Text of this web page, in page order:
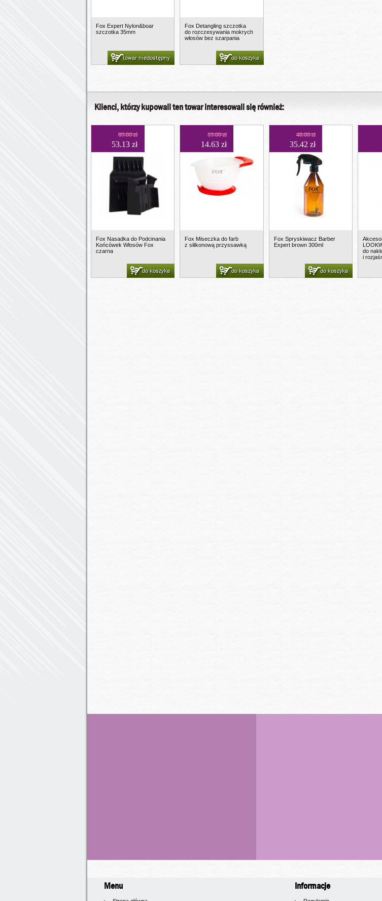
Fox Expert Nylon&boar
szczotka 35mm
towar niedostępny
Fox Detangling szczotka
do rozczesywania mokrych
włosów bez szarpania
do koszyka
Klienci, którzy kupowali ten towar interesowali się również:
69.00 zł
53.13 zł
Fox Nasadka do Podcinania
Końcówek Włosów Fox
czarna
do koszyka
19.00 zł
14.63 zł
Fox Miseczka do farb
z silikonową przyssawką
do koszyka
46.00 zł
35.42 zł
Fox Spryskiwacz Barber
Expert brown 300ml
do koszyka
do
i
Menu Informacje